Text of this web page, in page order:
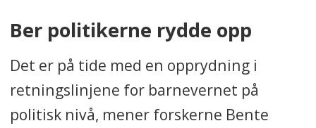
Ber politikerne rydde opp
Det er på tide med en opprydning i
retningslinjene for barnevernet på
politisk nivå, mener forskerne Bente